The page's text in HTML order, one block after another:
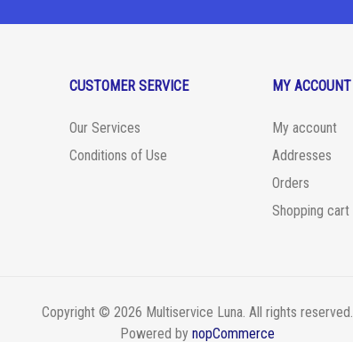
CUSTOMER SERVICE
Our Services
Conditions of Use
MY ACCOUNT
My account
Addresses
Orders
Shopping cart
Copyright © 2026 Multiservice Luna. All rights reserved.
Powered by nopCommerce